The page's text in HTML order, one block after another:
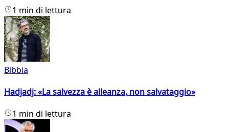
1 min di lettura
Bibbia
Hadjadj: «La salvezza è alleanza, non salvataggio»
1 min di lettura